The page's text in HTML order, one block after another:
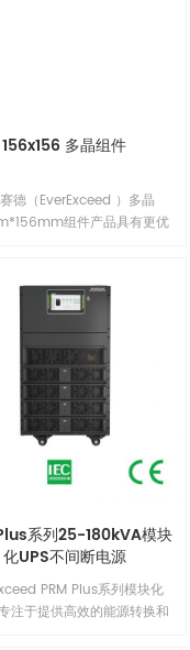
156x156 多晶组件
德（EverExceed ）多晶
组件产品具有更优
。多晶156mm*156mm组
有出众的电池技术和领先的制
，改进的电池工艺与精选的封
得EverExceed组件拥有良好
性；另外，组件采用了电流分
，从而有效降低了因失配造成
失，实现系统输出功率最大
化。1
系列25-180kVA模块
化UPS不间断电源
PRM Plus系列模块化
注于提供高效的能源转换和